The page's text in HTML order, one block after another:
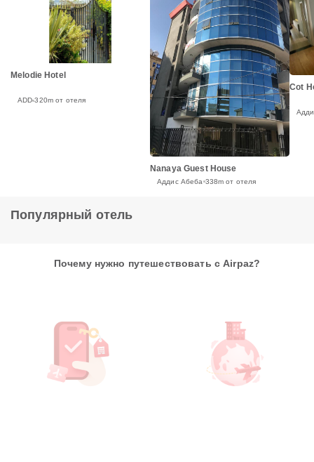
Melodie Hotel
ADD 320m от отеля
Nanaya Guest House
Аддис Абеба 338m от отеля
Cot
Популярный отель
Почему нужно путешествовать с Airpaz?